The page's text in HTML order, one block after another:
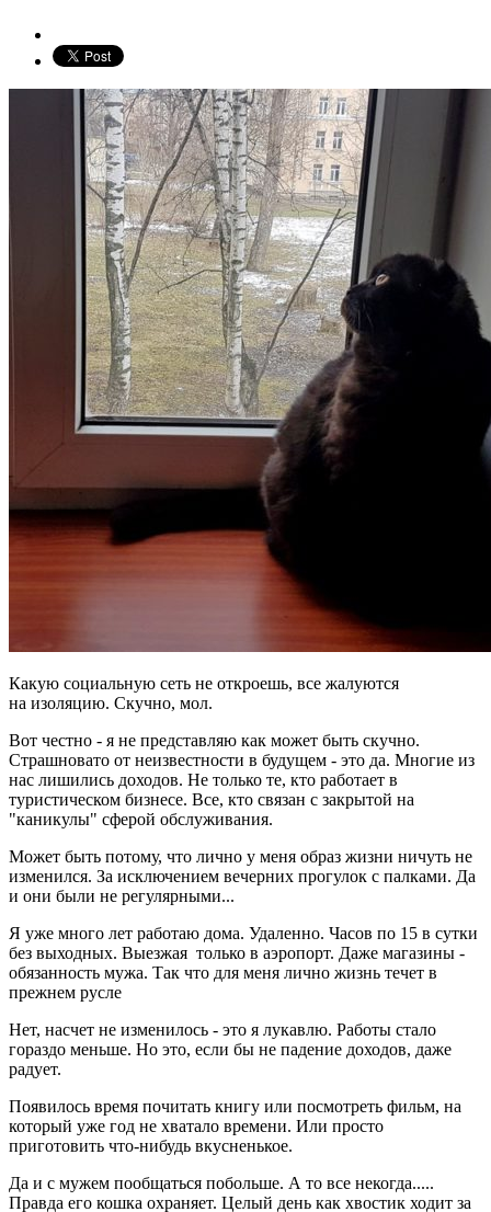
Какую социальную сеть не откроешь, все жалуются
на изоляцию. Скучно, мол.
Вот честно - я не представляю как может быть скучно.
Страшновато от неизвестности в будущем - это да. Многие из
нас лишились доходов. Не только те, кто работает в
туристическом бизнесе. Все, кто связан с закрытой на
"каникулы" сферой обслуживания.
Может быть потому, что лично у меня образ жизни ничуть не
изменился. За исключением вечерних прогулок с палками. Да
и они были не регулярными...
Я уже много лет работаю дома. Удаленно. Часов по 15 в сутки
без выходных. Выезжая только в аэропорт. Даже магазины -
обязанность мужа. Так что для меня лично жизнь течет в
прежнем русле
Нет, насчет не изменилось - это я лукавлю. Работы стало
гораздо меньше. Но это, если бы не падение доходов, даже
радует.
Появилось время почитать книгу или посмотреть фильм, на
который уже год не хватало времени. Или просто
приготовить что-нибудь вкусненькое.
Да и с мужем пообщаться побольше. А то все некогда.....
Правда его кошка охраняет. Целый день как хвостик ходит за